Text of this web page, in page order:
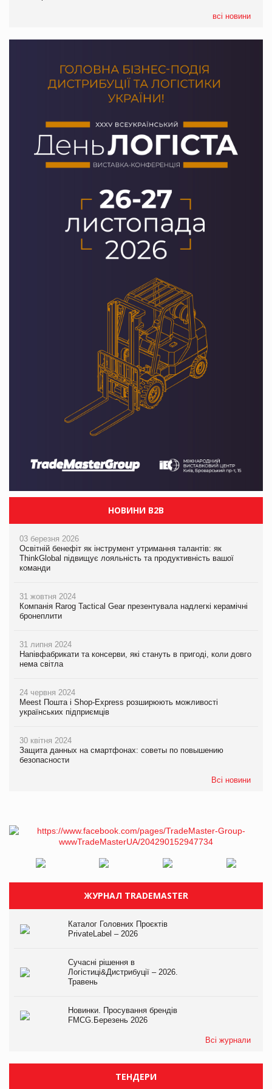
всі новини
Сергій Лісунов про заморожені хлібобулочні вироби на
НОВИНИ B2B
03 березня 2026
Освітній бенефіт як інструмент утримання талантів: як
ThinkGlobal підвищує лояльність та продуктивність вашої
команди
31 жовтня 2024
Компанія Rarog Tactical Gear презентувала надлегкі керамічні
бронеплити
31 липня 2024
Напівфабрикати та консерви, які стануть в пригоді, коли довго
нема світла
24 червня 2024
Meest Пошта і Shop-Express розширюють можливості
українських підприємців
30 квітня 2024
Защита данных на смартфонах: советы по повышению
безопасности
Всі новини
ЖУРНАЛ TRADEMASTER
Каталог Головних Проєктів
PrivateLabel – 2026
Сучасні рішення в
Логістиці&Дистрибуції – 2026.
Травень
Новинки. Просування брендів
FMCG.Березень 2026
Всі журнали
ТЕНДЕРИ